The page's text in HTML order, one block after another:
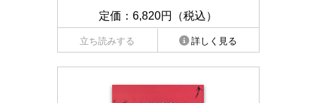
定価：6,820円（税込）
立ち読みする 詳しく見る